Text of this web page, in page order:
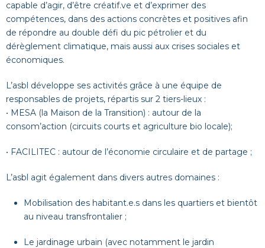
capable d’agir, d’être créatif.ve et d’exprimer des
compétences, dans des actions concrètes et positives afin
de répondre au double défi du pic pétrolier et du
dérèglement climatique, mais aussi aux crises sociales et
économiques.
L’asbl développe ses activités grâce à une équipe de
responsables de projets, répartis sur 2 tiers-lieux :
• MESA (la Maison de la Transition) : autour de la
consom’action (circuits courts et agriculture bio locale);
• FACILITEC : autour de l’économie circulaire et de partage ;
L’asbl agit également dans divers autres domaines :
Mobilisation des habitant.e.s dans les quartiers et bientôt
au niveau transfrontalier ;
Le jardinage urbain (avec notamment le jardin